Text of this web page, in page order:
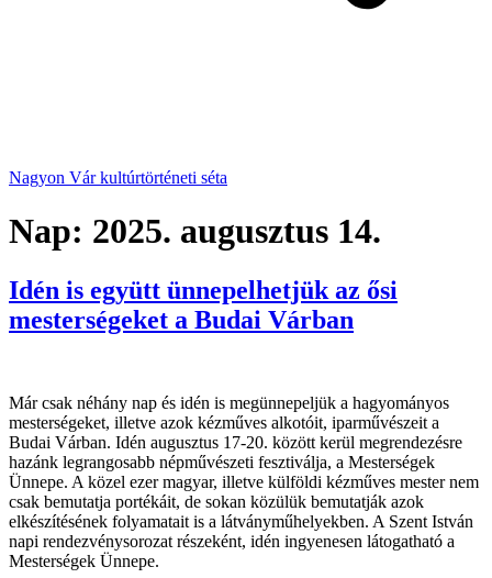
Nagyon Vár kultúrtörténeti séta
Nap: 2025. augusztus 14.
Idén is együtt ünnepelhetjük az ősi
mesterségeket a Budai Várban
Már csak néhány nap és idén is megünnepeljük a hagyományos
mesterségeket, illetve azok kézműves alkotóit, iparművészeit a
Budai Várban. Idén augusztus 17-20. között kerül megrendezésre
hazánk legrangosabb népművészeti fesztiválja, a Mesterségek
Ünnepe. A közel ezer magyar, illetve külföldi kézműves mester nem
csak bemutatja portékáit, de sokan közülük bemutatják azok
elkészítésének folyamatait is a látványműhelyekben. A Szent István
napi rendezvénysorozat részeként, idén ingyenesen látogatható a
Mesterségek Ünnepe.